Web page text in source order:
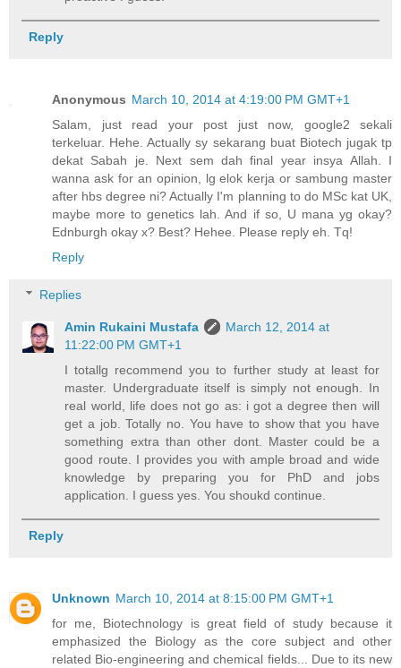
Reply
Anonymous March 10, 2014 at 4:19:00 PM GMT+1
Salam, just read your post just now, google2 sekali
terkeluar. Hehe. Actually sy sekarang buat Biotech jugak tp
dekat Sabah je. Next sem dah final year insya Allah. I
wanna ask for an opinion, lg elok kerja or sambung master
after hbs degree ni? Actually I'm planning to do MSc kat UK,
maybe more to genetics lah. And if so, U mana yg okay?
Ednburgh okay x? Best? Hehee. Please reply eh. Tq!
Reply
Replies
Amin Rukaini Mustafa
March 12, 2014 at
11:22:00 PM GMT+1
I totallg recommend you to further study at least for
master. Undergraduate itself is simply not enough. In
real world, life does not go as: i got a degree then will
get a job. Totally no. You have to show that you have
something extra than other dont. Master could be a
good route. I provides you with ample broad and wide
knowledge by preparing you for PhD and jobs
application. I guess yes. You shoukd continue.
Reply
Unknown March 10, 2014 at 8:15:00 PM GMT+1
for me, Biotechnology is great field of study because it
emphasized the Biology as the core subject and other
related Bio-engineering and chemical fields... Due to its new